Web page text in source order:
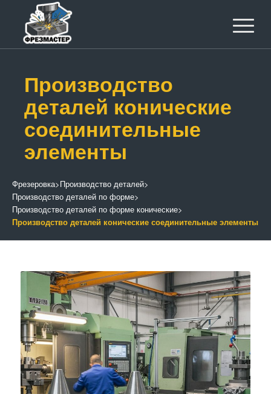
Производство
деталей конические
соединительные
элементы
Фрезеровка>Производство деталей>
Производство деталей по форме>
Производство деталей по форме конические>
Производство деталей конические соединительные элементы